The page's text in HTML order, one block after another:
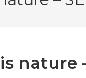
nature –